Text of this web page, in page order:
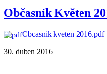
Občasník Květen
Obcasnik kveten 2016.pdf
30. duben 2016